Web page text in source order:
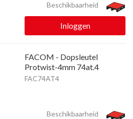
Beschikbaarheid
Inloggen
FACOM - Dopsleutel
Protwist-4mm 74at.4
FAC74AT4
Beschikbaarheid